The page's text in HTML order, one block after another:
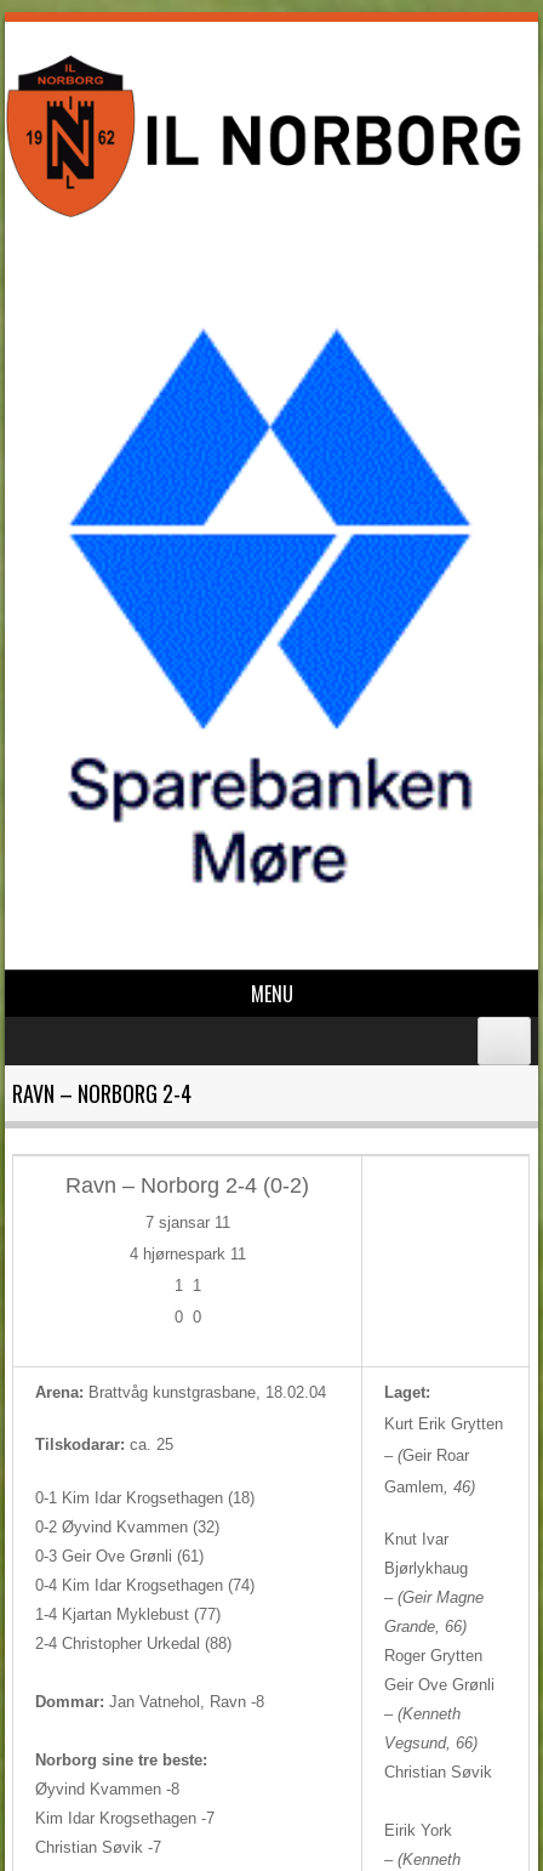
MENU
RAVN – NORBORG 2-4
Ravn – Norborg 2-4 (0-2)
7 sjansar 11
4 hjørnespark 11
1
1
0 0
Arena: Brattvåg kunstgrasbane, 18.02.04
Tilskodarar: ca. 25
0-1 Kim Idar Krogsethagen (18)
0-2 Øyvind Kvammen (32)
0-3 Geir Ove Grønli (61)
0-4 Kim Idar Krogsethagen (74)
1-4 Kjartan Myklebust (77)
2-4 Christopher Urkedal (88)
Dommar: Jan Vatnehol, Ravn -8
Norborg sine tre beste:
Øyvind Kvammen -8
Kim Idar Krogsethagen -7
Christian Søvik -7
Laget:
Kurt Erik Grytten
– (Geir Roar
Gamlem , 46)
Knut Ivar
Bjørlykhaug
– (Geir Magne
Grande, 66)
Roger Grytten
Geir Ove Grønli
– (Kenneth
Vegsund, 66)
Christian Søvik
Eirik York
– (Kenneth